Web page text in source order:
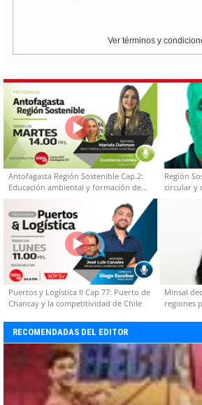
Ver términos y
Antofagasta Región Sostenible Cap.2:
Educación ambiental y formación de
capacidades técnicas
Región
circular y
Puertos y Logística II Cap 77: Puerto de
Chancay y la competitividad de Chile
Minsal
regiones
RECOMENDADAS DEL EDITOR